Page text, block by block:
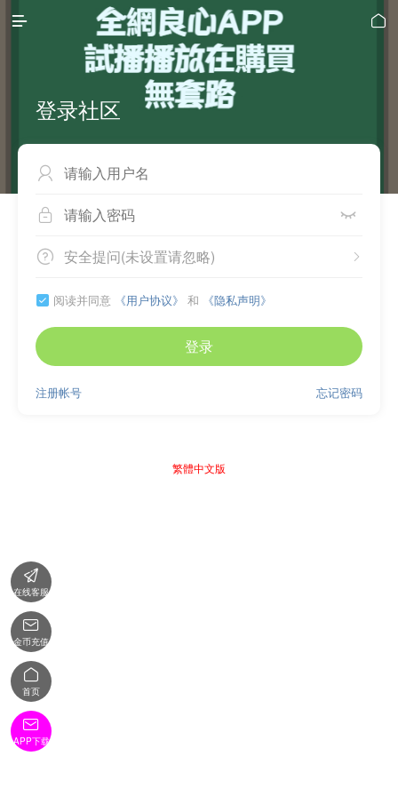
 
登录社区

 
 
安全提问(未设置请忽略)
 阅读并同意 《用户协议》 和 《隐私声明》
登录
忘记密码
注册帐号
繁體中文版

在线客服

金币充值

首页

APP下载